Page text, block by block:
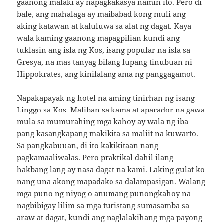
gaanong malaki ay napagkakasya namin ito. Pero di
bale, ang mahalaga ay maibabad kong muli ang
aking katawan at kaluluwa sa alat ng dagat. Kaya
wala kaming gaanong mapagpilian kundi ang
tuklasin ang isla ng Kos, isang popular na isla sa
Gresya, na mas tanyag bilang lupang tinubuan ni
Hippokrates, ang kinilalang ama ng panggagamot.
Napakapayak ng hotel na aming tinirhan ng isang
Linggo sa Kos. Maliban sa kama at aparador na gawa
mula sa mumurahing mga kahoy ay wala ng iba
pang kasangkapang makikita sa maliit na kuwarto.
Sa pangkabuuan, di ito kakikitaan nang
pagkamaaliwalas. Pero praktikal dahil ilang
hakbang lang ay nasa dagat na kami. Laking gulat ko
nang una akong mapadako sa dalampasigan. Walang
mga puno ng niyog o anumang punongkahoy na
nagbibigay lilim sa mga turistang sumasamba sa
araw at dagat, kundi ang naglalakihang mga payong